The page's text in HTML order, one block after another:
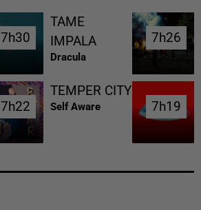
7h30
7h30
TAME
IMPALA
Dracula
7h26
7h26
7h22
7h22
TEMPER CITY
Self Aware 7h19
7h19